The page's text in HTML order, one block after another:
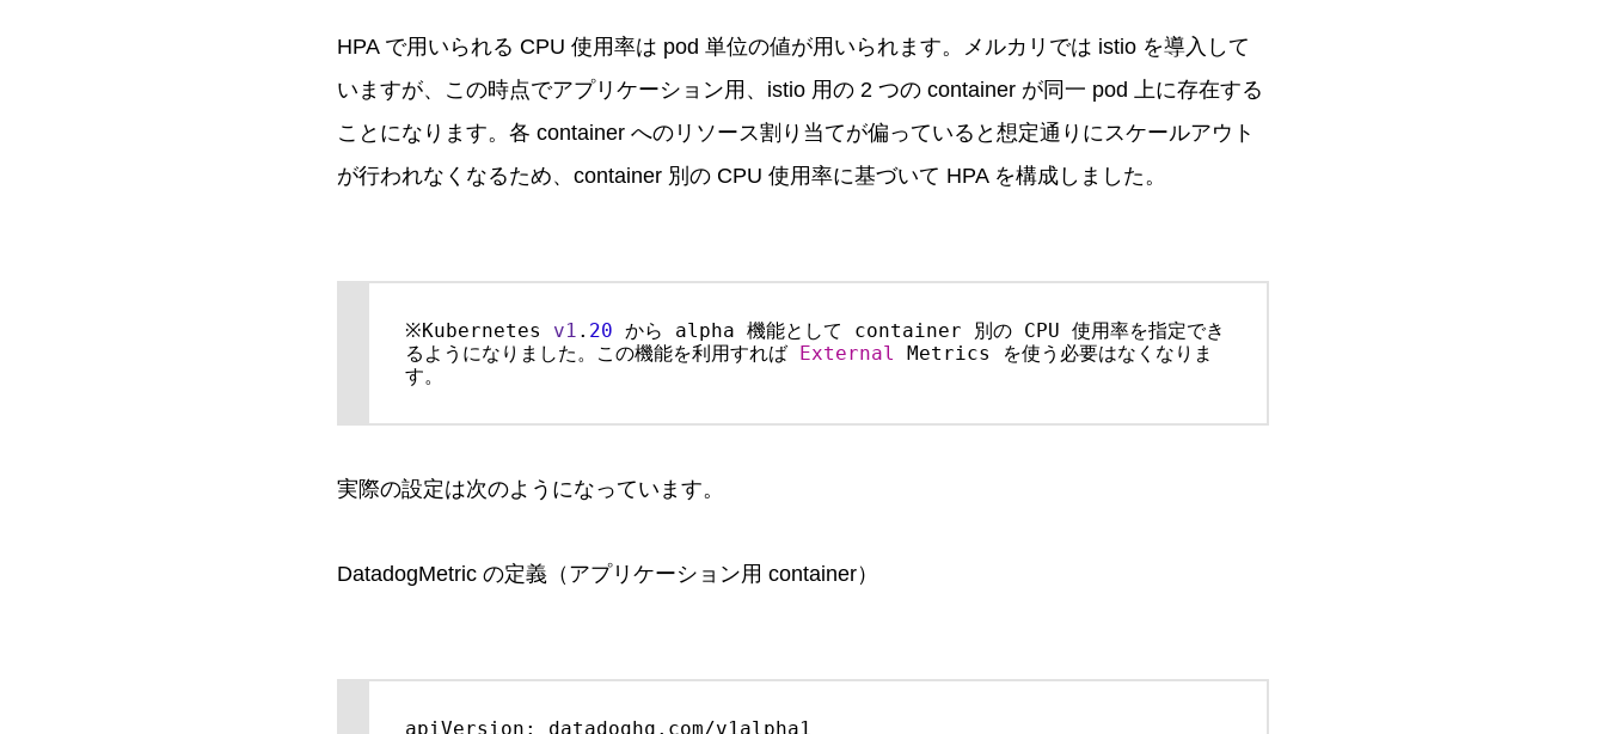
HPA で用いられる CPU 使用率は pod 単位の値が用いられます。メルカリでは istio を導入して
いますが、この時点でアプリケーション用、istio 用の 2 つの container が同一 pod 上に存在する
ことになります。各 container へのリソース割り当てが偏っていると想定通りにスケールアウト
が行われなくなるため、container 別の CPU 使用率に基づいて HPA を構成しました。
※Kubernetes v1 . 20 から alpha 機能として container 別の CPU 使用率を指定でき
るようになりました。この機能を利用すれば External Metrics を使う必要はなくなりま
す。
実際の設定は次のようになっています。
DatadogMetric の定義（アプリケーション用 container）
apiVersion: datadoghq.com/v1alpha1